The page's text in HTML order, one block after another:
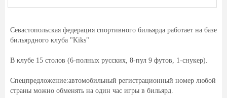
Севастопольская федерация спортивного бильярда работает на базе
бильярдного клуба "Kiks"
В клубе 15 столов (6-полных русских, 8-пул 9 футов, 1-снукер).
Спецпредложение:автомобильный регистрационный номер любой
страны можно обменять на один час игры в бильярд.